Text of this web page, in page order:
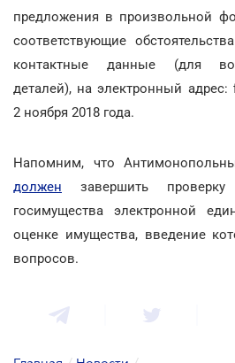
предложения в произвольной
соответствующие
контактные данные (для
деталей), на электронный адрес:
2 ноября 2018 года.
Напомним, что
должен завершить
госимущества электронной
оценке имущества, введение
вопросов.